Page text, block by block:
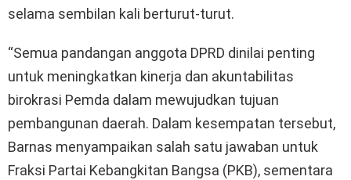
selama sembilan kali berturut-turut.
“Semua pandangan anggota DPRD dinilai penting
untuk meningkatkan kinerja dan akuntabilitas
birokrasi Pemda dalam mewujudkan tujuan
pembangunan daerah. Dalam kesempatan tersebut,
Barnas menyampaikan salah satu jawaban untuk
Fraksi Partai Kebangkitan Bangsa (PKB), sementara